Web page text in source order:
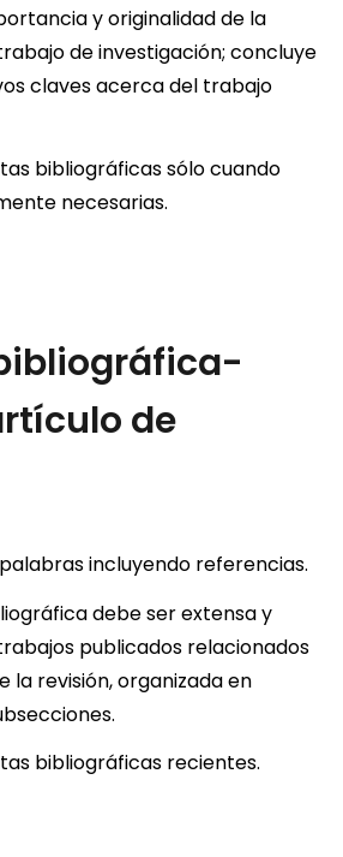
y originalidad de la
de investigación; concluye
claves acerca del trabajo
bibliográficas sólo cuando
necesarias.
de
incluyendo referencias.
debe ser extensa y
publicados relacionados
la revisión, organizada en
bibliográficas recientes.